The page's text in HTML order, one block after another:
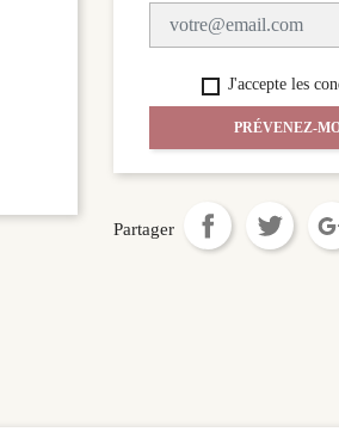
J'accepte les
PRÉVENEZ-
Partager